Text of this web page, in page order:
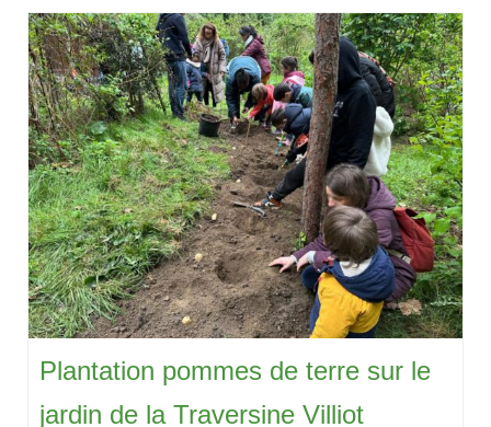
Plantation pommes de terre sur le
jardin de la Traversine Villiot